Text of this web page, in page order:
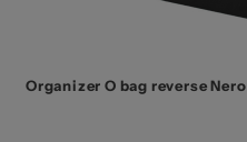
Organizer O bag reverse Nero